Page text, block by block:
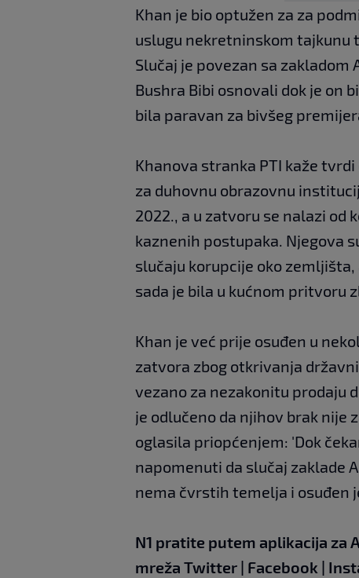
Khan je bio optužen za za
uslugu nekretninskom tajkunu
Slučaj je povezan sa zakladom
Bushra Bibi osnovali dok je on
bila paravan za bivšeg
Khanova stranka PTI kaže
za duhovnu obrazovnu
2022., a u zatvoru se nalazi od
kaznenih postupaka. Njegova
slučaju korupcije oko
sada je bila u kućnom pritvoru
Khan je već prije osuđen u
zatvora zbog otkrivanja
vezano za nezakonitu prodaju
je odlučeno da njihov brak nije
oglasila priopćenjem: 'Dok
napomenuti da slučaj zaklade
nema čvrstih temelja i osuđen
N1 pratite putem aplikacija za
mreža Twitter | Facebook |